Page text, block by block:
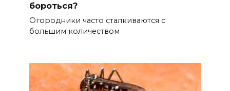
бороться?
Огородники часто сталкиваются с
большим количеством